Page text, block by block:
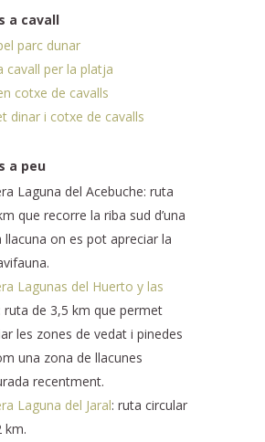
a cavall
parc dunar
cavall per la platja
cotxe de cavalls
dinar i cotxe de cavalls
a peu
Laguna del Acebuche: ruta
que recorre la riba sud d’una
llacuna on es pot apreciar la
Lagunas del Huerto y las
: ruta de 3,5 km que permet
les zones de vedat i pinedes
una zona de llacunes
recentment.
Laguna del Jaral: ruta circular
km.